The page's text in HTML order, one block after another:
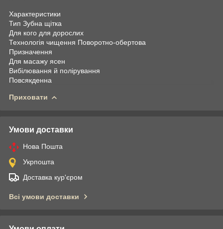
Характеристики
Тип Зубна щітка
Для кого для дорослих
Технологія чищення Поворотно-обертова
Призначення
Для масажу ясен
Вибілювання й полірування
Повсякденна
Приховати
Умови доставки
Нова Пошта
Укрпошта
Доставка кур'єром
Всі умови доставки